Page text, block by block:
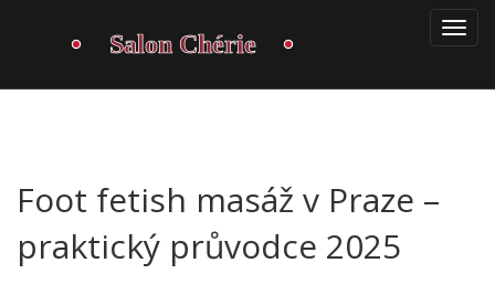
Foot fetish masáž v Praze –
praktický průvodce 2025